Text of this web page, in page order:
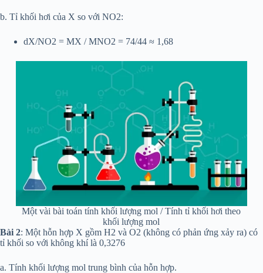
b. Tỉ khối hơi của X so với NO2:
dX/NO2 = MX / MNO2 = 74/44 ≈ 1,68
Một vài bài toán tính khối lượng mol / Tính tỉ khối hơi theo
khối lượng mol
Bài 2: Một hỗn hợp X gồm H2 và O2 (không có phản ứng xảy ra) có
tỉ khối so với không khí là 0,3276
a. Tính khối lượng mol trung bình của hỗn hợp.